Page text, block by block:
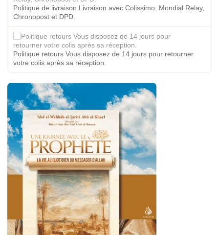
Politique de livraison Livraison avec Colissimo, Mondial Relay,
Chronopost et DPD.
Politique retours Vous disposez de 14 jours pour retourner
votre colis après sa réception.